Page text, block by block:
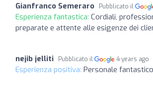
Gianfranco Semeraro Pubblicato il
Esperienza fantastica: Cordiali,
preparate e attente alle esigenze dei
nejib jelliti Pubblicato il 4 years ago
Esperienza positiva: Personale